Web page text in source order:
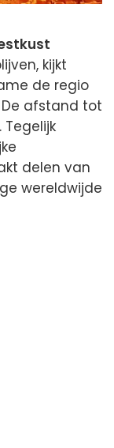
kijkt
de regio
De afstand tot
delen van
wereldwijde